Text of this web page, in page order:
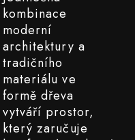
kombinace
moderní
architektury a
tradičního
materiálu ve
formě dřeva
vytváří prostor,
který zaručuje